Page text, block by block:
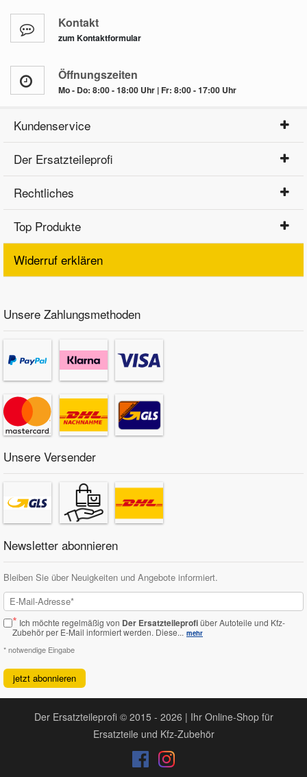
Kontakt
zum Kontaktformular
Öffnungszeiten
Mo - Do: 8:00 - 18:00 Uhr | Fr: 8:00 - 17:00 Uhr
Kundenservice
Der Ersatzteileprofi
Rechtliches
Top Produkte
Widerruf erklären
Unsere Zahlungsmethoden
Unsere Versender
Newsletter abonnieren
Bleiben Sie über Neuigkeiten und Angebote informiert.
* Ich möchte regelmäßig von Der Ersatzteileprofiüber Autoteile und Kfz-
Zubehör per E-Mail informiert werden. Diese... mehr
* notwendige Eingabe
jetzt abonnieren
Der Ersatzteileprofi © 2015 - 2026 | Ihr Online-Shop für
Ersatzteile und Kfz-Zubehör